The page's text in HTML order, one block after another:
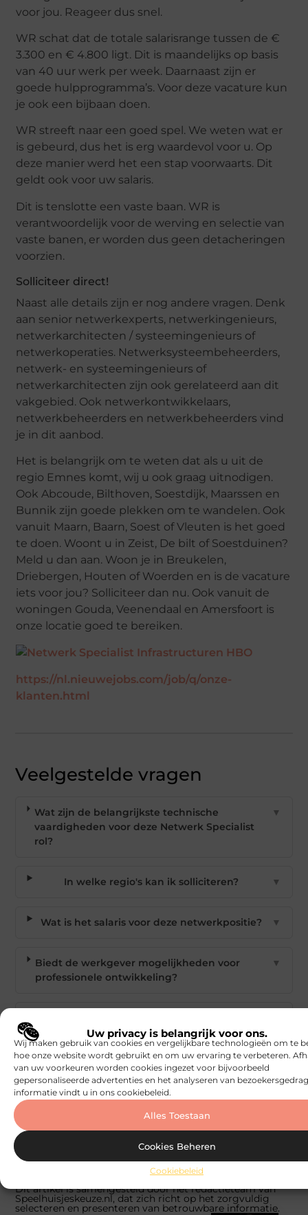
Uw privacy is belangrijk voor ons.
Wij maken gebruik van cookies en vergelijkbare technologieën om te
hoe onze website wordt gebruikt en om uw ervaring te verbeteren.
van uw voorkeuren worden cookies ingezet voor bijvoorbeeld
gepersonaliseerde advertenties en het analyseren van
informatie vindt u in ons cookiebeleid.
Alles Toestaan
Cookies Beheren
Cookiebeleid
voor jou. Reageer dus snel.
WR schat dat de totale salarisrange tussen de €
3.300 en € 4.800 ligt. Dit is maandelijks op basis
van 40 uur werk per week. Daarnaast zijn er
goede hulpprogramma’s. Voor deze vacature kun
je ook een bijbaan doen.
WR streeft naar een goed spel. We weten wat er
is gebeurd, dus het is erg waardevol voor u. Op
deze manier werd het een stap voorwaarts. Dit
geldt ook voor uw salaris.
Dit is tenslotte een vaste baan. WR is
verantwoordelijk voor de werving en selectie van
vaste banen, er worden dus geen detacheringen
voorzien.
Solliciteer direct!
Naast alle details zijn er nog andere vragen. Denk
aan senior netwerkexperts, netwerkingenieurs,
netwerkarchitecten / systeemingenieurs of
netwerkoperaties. Netwerksysteembeheerders,
netwerk- en systeemingenieurs of
netwerkarchitecten zijn ook gerelateerd aan dit
vakgebied. Ook netwerkontwikkelaars,
netwerkbeheerders en netwerkbeheerders vind
je in dit aanbod.
Het is belangrijk om te weten dat als u uit de
regio Emnes komt, wij u ook graag uitnodigen.
Ook Abcoude, Bilthoven, Soestdijk, Maarssen en
Bunnik zijn goede plekken om te wandelen. Ook
vanuit Maarn, Baarn, Soest of Vleuten is het goed
te doen. Woont u in Zeist, De bilt of Soestduinen?
Meld u dan aan. Woon je in Breukelen,
Driebergen, Houten of Woerden en is de vacature
iets voor jou? Solliciteer dan nu. Ook vanuit de
woningen Gouda, Veenendaal en Amersfoort is
onze locatie goed te bereiken.
https://nl.nieuwejobs.com/job/q/onze-
klanten.html
Veelgestelde vragen
Wat zijn de belangrijkste technische
vaardigheden voor deze Netwerk Specialist
rol?
▼
In welke regio's kan ik solliciteren? ▼
Wat is het salaris voor deze netwerkpositie? ▼
Biedt de werkgever mogelijkheden voor
professionele ontwikkeling?
▼
Specialist?
Goed artikel? Deel hem dan op:
X Facebook Pinterest LinkedIn Email
onze-klanten
Dit artikel is samengesteld door het redactieteam van
Speelhuisjeskeuze.nl, dat zich richt op het zorgvuldig
selecteren en presenteren van betrouwbare informatie.